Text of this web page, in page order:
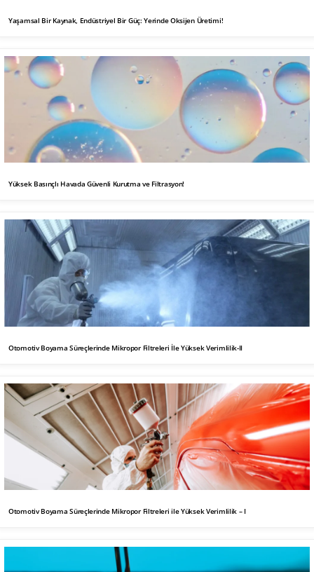
Yaşamsal Bir Kaynak, Endüstriyel Bir Güç: Yerinde Oksijen Üretimi!
Yüksek Basınçlı Havada Güvenli Kurutma ve Filtrasyon!
Otomotiv Boyama Süreçlerinde Mikropor Filtreleri İle Yüksek Verimlilik-II
Otomotiv Boyama Süreçlerinde Mikropor Filtreleri ile Yüksek Verimlilik – I